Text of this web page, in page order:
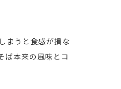
まうと食感が損な
ば本来の風味とコ